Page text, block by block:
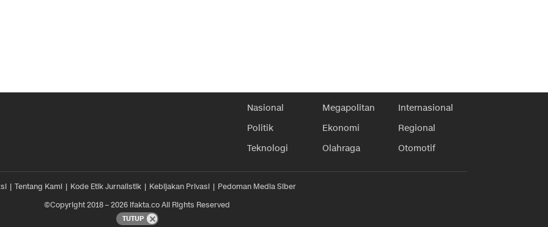
Nasional Megapolitan
Internasional
Politik
Ekonomi
Regional
Teknologi
Olahraga Otomotif
Tentang Kami Kode Etik Jurnalistik Kebijakan Privasi
Pedoman Media Siber
©Copyright 2018 – 2026 ifakta.co All Rights Reserved
TUTUP